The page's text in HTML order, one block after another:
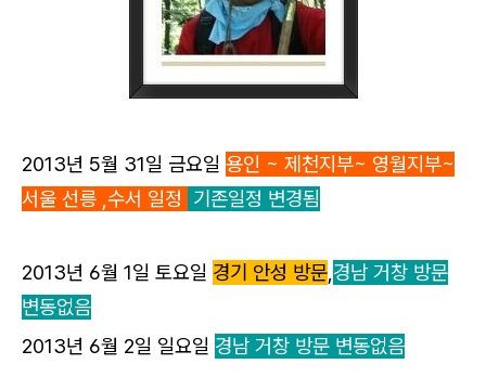
2013년 5월 31일 금요일 용인 ~ 제천지부~ 영월지부~
서울 선릉 ,수서 일정 기존일정 변경됨
2013년 6월 1일 토요일 경기 안성 방문,경남 거창 방문
변동없음
2013년 6월 2일 일요일 경남 거창 방문 변동없음